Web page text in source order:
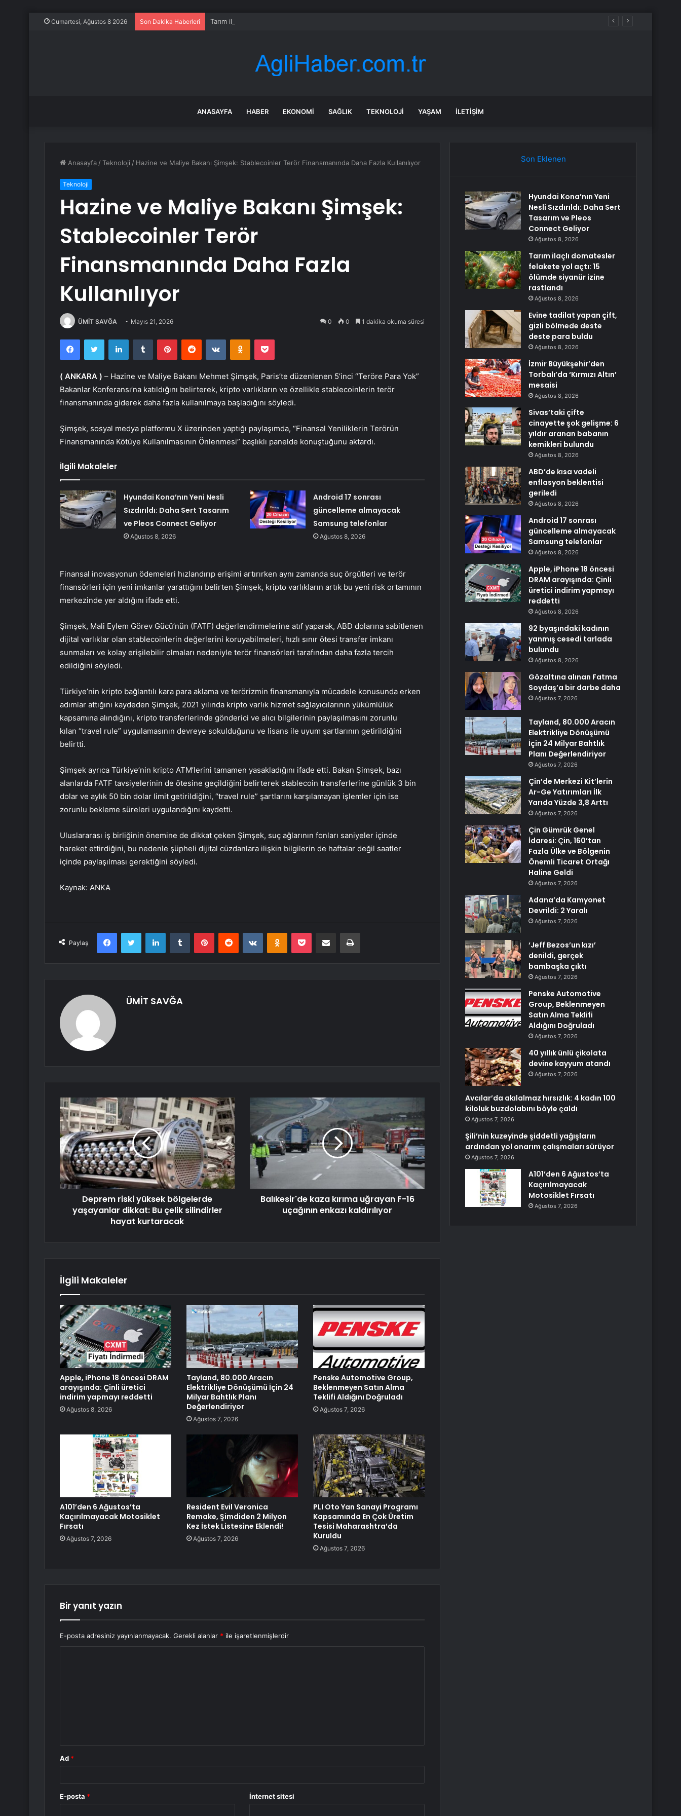
Cumartesi, Ağustos 8 2026 Son Dakika Haberleri Tarım ilaçlı domatesler felakete yol açtı: 15 ölümde siyanür izine rastlandı
ANASAYFA HABER EKONOMI SAĞLIK TEKNOLOJI YAŞAM İLETIŞIM
Anasayfa /Teknoloji / Hazine ve Maliye Bakanı Şimşek: Stablecoinler Terör Finansmanında Daha Fazla Kullanılıyor
Teknoloji
Hazine ve Maliye Bakanı Şimşek:
Stablecoinler Terör
Finansmanında Daha Fazla
Kullanılıyor
ÜMİT SAVĞA Mayıs 21, 2026 0 0 1 dakika okuma süresi
FacebookTwitter LinkedInTumblr PinterestReddit VKontakteOdnoklassniki
Pocket
( ANKARA ) – Hazine ve Maliye Bakanı Mehmet Şimşek, Paris’te düzenlenen 5’inci “Teröre Para Yok”
Bakanlar Konferansı’na katıldığını belirterek, kripto varlıkların ve özellikle stablecoinlerin terör
finansmanında giderek daha fazla kullanılmaya başladığını söyledi.
Şimşek, sosyal medya platformu X üzerinden yaptığı paylaşımda, “Finansal Yeniliklerin Terörün
Finansmanında Kötüye Kullanılmasının Önlenmesi” başlıklı panelde konuştuğunu aktardı.
İlgili Makaleler
Hyundai Kona’nın Yeni Nesli
Sızdırıldı: Daha Sert Tasarım
ve Pleos Connect Geliyor
Ağustos 8, 2026
Android 17 sonrası
güncelleme almayacak
Samsung telefonlar
Ağustos 8, 2026
Finansal inovasyonun ödemeleri hızlandırıp erişimi artırırken aynı zamanda suç örgütleri ve terör
finansörleri için yeni imkanlar yarattığını belirten Şimşek, kripto varlıkların artık bu yeni risk ortamının
merkezinde yer aldığını ifade etti.
Şimşek, Mali Eylem Görev Gücü’nün (FATF) değerlendirmelerine atıf yaparak, ABD dolarına sabitlenen
dijital varlıklar olan stablecoinlerin değerlerini koruyabilmeleri, hızlı sınır ötesi transfer imkanı
sunmaları ve kolay erişilebilir olmaları nedeniyle terör finansörleri tarafından daha fazla tercih
edildiğini söyledi.
Türkiye’nin kripto bağlantılı kara para aklama ve terörizmin finansmanıyla mücadele konusunda erken
adımlar attığını kaydeden Şimşek, 2021 yılında kripto varlık hizmet sağlayıcılarının yükümlülük
kapsamına alındığını, kripto transferlerinde gönderici ve alıcı bilgilerinin paylaşılmasını zorunlu
kılan “travel rule” uygulamasının devreye sokulduğunu ve lisans ile uyum şartlarının getirildiğini
belirtti.
Şimşek ayrıca Türkiye’nin kripto ATM’lerini tamamen yasakladığını ifade etti. Bakan Şimşek, bazı
alanlarda FATF tavsiyelerinin de ötesine geçildiğini belirterek stablecoin transferlerine günlük 3 bin
dolar ve aylık 50 bin dolar limit getirildiğini, “travel rule” şartlarını karşılamayan işlemler için ise
zorunlu bekleme süreleri uygulandığını kaydetti.
Uluslararası iş birliğinin önemine de dikkat çeken Şimşek, suç ağlarının fonları saniyeler içinde
hareket ettirdiğini, bu nedenle şüpheli dijital cüzdanlara ilişkin bilgilerin de haftalar değil saatler
içinde paylaşılması gerektiğini söyledi.
Kaynak: ANKA
Paylaş
FacebookTwitter LinkedInTumblr PinterestReddit VKontakteOdnoklassniki
Pocket E-Posta ile paylaş Yazdır
ÜMİT SAVĞA
Deprem riski yüksek bölgelerde
yaşayanlar dikkat: Bu çelik silindirler
hayat kurtaracak
Balıkesir'de kaza kırıma uğrayan F-16
uçağının enkazı kaldırılıyor
İlgili Makaleler
Apple, iPhone 18 öncesi DRAM
arayışında: Çinli üretici
indirim yapmayı reddetti
Ağustos 8, 2026
Tayland, 80.000 Aracın
Elektrikliye Dönüşümü İçin 24
Milyar Bahtlık Planı
Değerlendiriyor
Ağustos 7, 2026
Penske Automotive Group,
Beklenmeyen Satın Alma
Teklifi Aldığını Doğruladı
Ağustos 7, 2026
A101’den 6 Ağustos’ta
Kaçırılmayacak Motosiklet
Fırsatı
Ağustos 7, 2026
Resident Evil Veronica
Remake, Şimdiden 2 Milyon
Kez İstek Listesine Eklendi!
Ağustos 7, 2026
PLI Oto Yan Sanayi Programı
Kapsamında En Çok Üretim
Tesisi Maharashtra’da
Kuruldu
Ağustos 7, 2026
Bir yanıt yazın
E-posta adresiniz yayınlanmayacak. Gerekli alanlar * ile işaretlenmişlerdir
Ad *
E-posta * İnternet sitesi
Son Eklenen
Hyundai Kona’nın Yeni
Nesli Sızdırıldı: Daha Sert
Tasarım ve Pleos
Connect Geliyor
Ağustos 8, 2026
Tarım ilaçlı domatesler
felakete yol açtı: 15
ölümde siyanür izine
rastlandı
Ağustos 8, 2026
Evine tadilat yapan çift,
gizli bölmede deste
deste para buldu
Ağustos 8, 2026
İzmir Büyükşehir’den
Torbalı’da ‘Kırmızı Altın’
mesaisi
Ağustos 8, 2026
Sivas’taki çifte
cinayette şok gelişme: 6
yıldır aranan babanın
kemikleri bulundu
Ağustos 8, 2026
ABD’de kısa vadeli
enflasyon beklentisi
geriledi
Ağustos 8, 2026
Android 17 sonrası
güncelleme almayacak
Samsung telefonlar
Ağustos 8, 2026
Apple, iPhone 18 öncesi
DRAM arayışında: Çinli
üretici indirim yapmayı
reddetti
Ağustos 8, 2026
92 byaşındaki kadının
yanmış cesedi tarlada
bulundu
Ağustos 8, 2026
Gözaltına alınan Fatma
Soydaş’a bir darbe daha
Ağustos 7, 2026
Tayland, 80.000 Aracın
Elektrikliye Dönüşümü
İçin 24 Milyar Bahtlık
Planı Değerlendiriyor
Ağustos 7, 2026
Çin’de Merkezi Kit’lerin
Ar-Ge Yatırımları İlk
Yarıda Yüzde 3,8 Arttı
Ağustos 7, 2026
Çin Gümrük Genel
İdaresi: Çin, 160’tan
Fazla Ülke ve Bölgenin
Önemli Ticaret Ortağı
Haline Geldi
Ağustos 7, 2026
Adana’da Kamyonet
Devrildi: 2 Yaralı
Ağustos 7, 2026
‘Jeff Bezos’un kızı’
denildi, gerçek
bambaşka çıktı
Ağustos 7, 2026
Penske Automotive
Group, Beklenmeyen
Satın Alma Teklifi
Aldığını Doğruladı
Ağustos 7, 2026
40 yıllık ünlü çikolata
devine kayyum atandı
Ağustos 7, 2026
Avcılar’da akılalmaz hırsızlık: 4 kadın 100
kiloluk buzdolabını böyle çaldı
Ağustos 7, 2026
Şili’nin kuzeyinde şiddetli yağışların
ardından yol onarım çalışmaları sürüyor
Ağustos 7, 2026
A101’den 6 Ağustos’ta
Kaçırılmayacak
Motosiklet Fırsatı
Ağustos 7, 2026